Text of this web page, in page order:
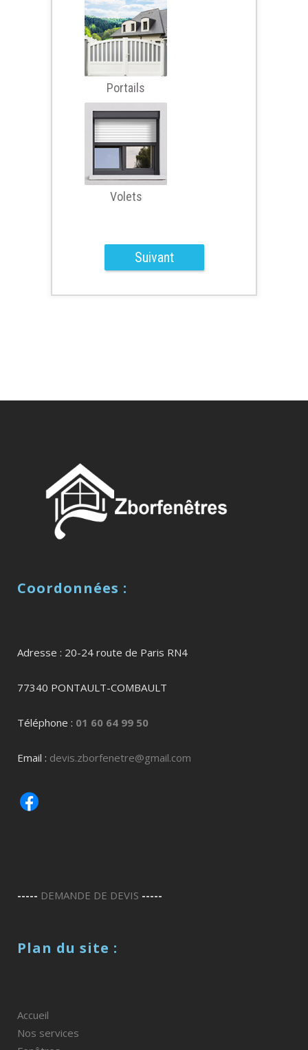
Portails
Volets
Coordonnées :
Adresse : 20-24 route de Paris RN4
77340 PONTAULT-COMBAULT
Téléphone : 01 60 64 99 50
Email : devis.zborfenetre@gmail.com
----- DEMANDE DE DEVIS -----
Plan du site :
Accueil
Nos services